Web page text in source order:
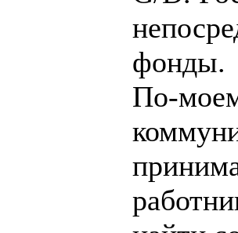
фонды.
По-